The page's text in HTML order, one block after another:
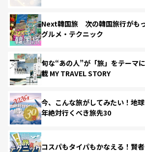
Next韓国旅 次の韓国旅行がも
グルメ・テクニック
旬な“あの人”が「旅」をテーマ
載 MY TRAVEL STORY
今、こんな旅がしてみたい！地
年絶対行くべき旅先30
コスパもタイパもかなえる！賢